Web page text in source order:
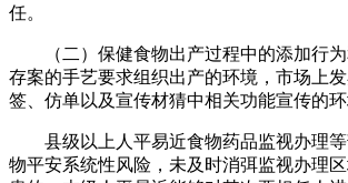
任。
（二）保健食物出产过程中的添加行为
存案的手艺要求组织出产的环境，市场上
签、仿单以及宣传材猜中相关功能宣传的环
县级以上人平易近食物药品监视办理等
物平安系统性风险，未及时消弭监视办理